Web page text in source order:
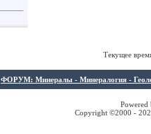
Текущее
ФОРУМ: Минералы - Минералогия -
Copyright ©2000 -